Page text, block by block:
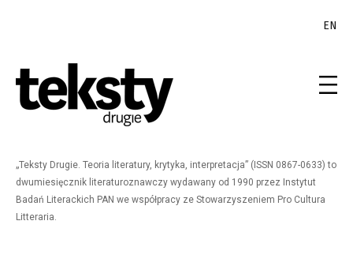
EN
„Teksty Drugie. Teoria literatury, krytyka, interpretacja” (ISSN 0867-0633) to
dwumiesięcznik literaturoznawczy wydawany od 1990 przez Instytut
Badań Literackich PAN we współpracy ze Stowarzyszeniem Pro Cultura
Litteraria.